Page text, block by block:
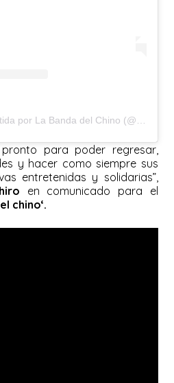
pronto para poder regresar,
y hacer como siempre sus
entretenidas y solidarias”,
en comunicado para el
chino‘.